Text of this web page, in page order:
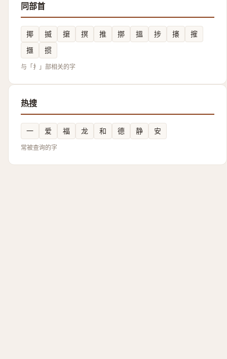
同部首
揶 揻 㩈 㨠 推 㨯 搵 捗 攐
㩁
擓
掼
与「扌」部相关的字
热搜
一 爱 福 龙 和 德 静 安
常被查询的字